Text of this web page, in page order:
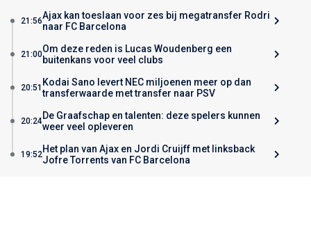
21:56Ajax kan toeslaan voor zes bij megatransfer Rodri
naar FC Barcelona
21:00Om deze reden is Lucas Woudenberg een
buitenkans voor veel clubs
20:51 Kodai Sano levert NEC miljoenen meer op dan
transferwaarde met transfer naar PSV
20:24De Graafschap en talenten: deze spelers kunnen
weer veel opleveren
19:52Het plan van Ajax en Jordi Cruijff met linksback
Jofre Torrents van FC Barcelona